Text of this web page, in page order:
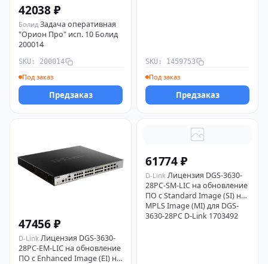
42038 ₽
Болид Задача оперативная
"Орион Про" исп. 10 Болид
200014
SKU: 200014
Под заказ
Предзаказ
SKU: 1459753
Под заказ
Предзаказ
47456 ₽
D-Link Лицензия DGS-3630-
28PC-EM-LIC на обновление
ПО с Enhanced Image (EI) на
61774 ₽
D-Link Лицензия DGS-3630-
28PC-SM-LIC на обновление
ПО с Standard Image (SI) на
MPLS Image (MI) для DGS-
3630-28PC D-Link 1703492